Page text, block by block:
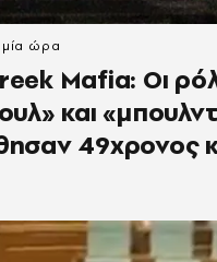
Mafia: Οι
και
49χρονος
μία ώρα